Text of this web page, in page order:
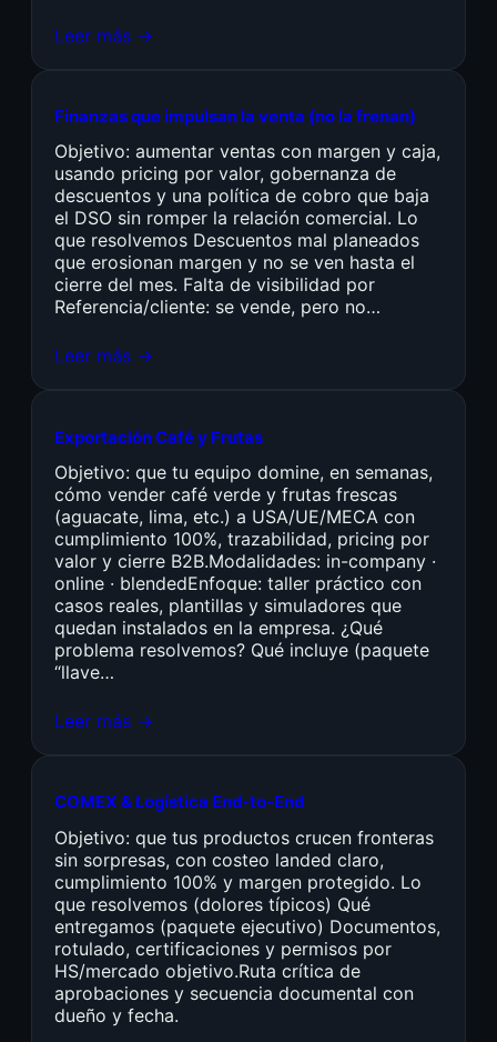
Leer más →
Finanzas que impulsan la venta (no la frenan)
Objetivo: aumentar ventas con margen y caja,
usando pricing por valor, gobernanza de
descuentos y una política de cobro que baja
el DSO sin romper la relación comercial. Lo
que resolvemos Descuentos mal planeados
que erosionan margen y no se ven hasta el
cierre del mes. Falta de visibilidad por
Referencia/cliente: se vende, pero no…
Leer más →
Exportación Café y Frutas
Objetivo: que tu equipo domine, en semanas,
cómo vender café verde y frutas frescas
(aguacate, lima, etc.) a USA/UE/MECA con
cumplimiento 100%, trazabilidad, pricing por
valor y cierre B2B.Modalidades: in-company ·
online · blendedEnfoque: taller práctico con
casos reales, plantillas y simuladores que
quedan instalados en la empresa. ¿Qué
problema resolvemos? Qué incluye (paquete
“llave…
Leer más →
COMEX & Logística End-to-End
Objetivo: que tus productos crucen fronteras
sin sorpresas, con costeo landed claro,
cumplimiento 100% y margen protegido. Lo
que resolvemos (dolores típicos) Qué
entregamos (paquete ejecutivo) Documentos,
rotulado, certificaciones y permisos por
HS/mercado objetivo.Ruta crítica de
aprobaciones y secuencia documental con
dueño y fecha.